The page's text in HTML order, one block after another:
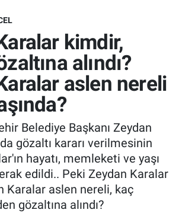
kimdir,
alındı?
aslen nereli
Belediye Başkanı Zeydan
gözaltı kararı verilmesinin
hayatı, memleketi ve yaşı
edildi.. Peki Zeydan Karalar
Karalar aslen nereli, kaç
gözaltına alındı?